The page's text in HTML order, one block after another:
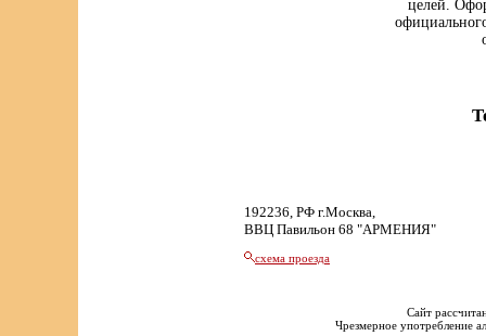
целей.
192236, РФ г.Москва,
ВВЦ Павильон 68 "АРМЕНИЯ"
схема проезда
Сайт
Чрезмерное употребление